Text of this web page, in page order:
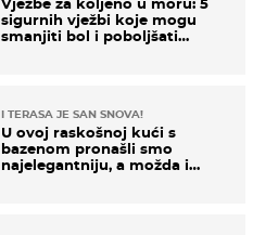
sigurnih vježbi koje mogu
smanjiti bol i poboljšati
I TERASA JE SAN SNOVA!
U ovoj raskošnoj kući s
bazenom pronašli smo
najelegantniju, a možda i